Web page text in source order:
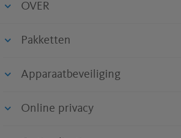
OVER
Pakketten
Apparaatbeveiliging
Online privacy